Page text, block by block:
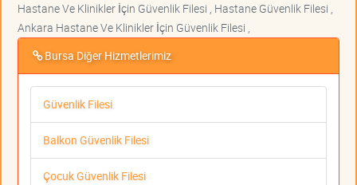
Hastane Ve Klinikler İçin Güvenlik Filesi , Hastane Güvenlik Filesi ,
Ankara Hastane Ve Klinikler İçin Güvenlik Filesi ,
Bursa Diğer Hizmetlerimiz
Güvenlik Filesi
Balkon Güvenlik Filesi
Çocuk Güvenlik Filesi